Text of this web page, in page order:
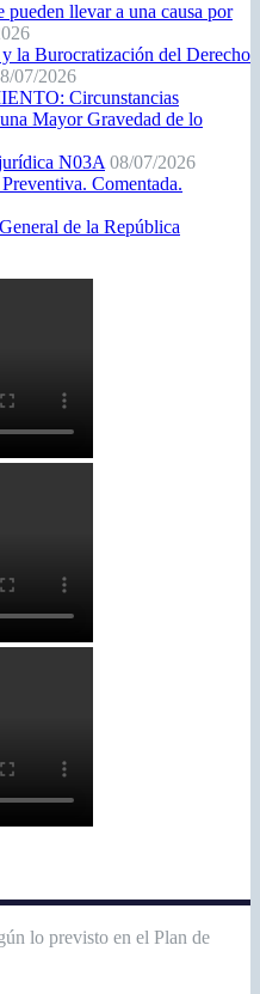
pueden llevar a una causa por
la Burocratización del Derecho
07/2026
Circunstancias
Mayor Gravedad de lo
N03A 08/07/2026
Comentada.
de la República
lo previsto en el Plan de